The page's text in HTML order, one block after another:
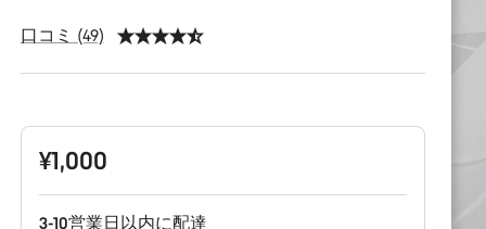
口コミ (49)
構
¥1,000
3-10営業日以内に配達